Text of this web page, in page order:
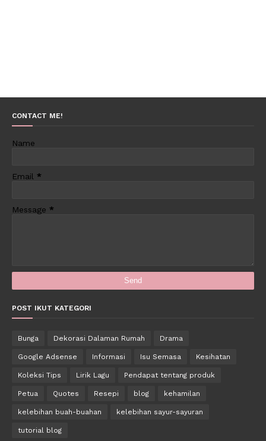
CONTACT ME!
Name
Email *
Message *
POST IKUT KATEGORI
Bunga Dekorasi Dalaman Rumah Drama
Google Adsense Informasi Isu Semasa Kesihatan
Koleksi Tips Lirik Lagu Pendapat tentang produk
Petua Quotes Resepi blog kehamilan
kelebihan buah-buahan kelebihan sayur-sayuran
tutorial blog